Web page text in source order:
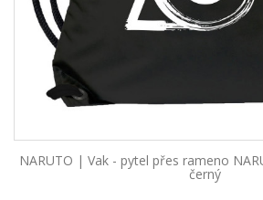
NARUTO | Vak - pytel přes rameno
černý